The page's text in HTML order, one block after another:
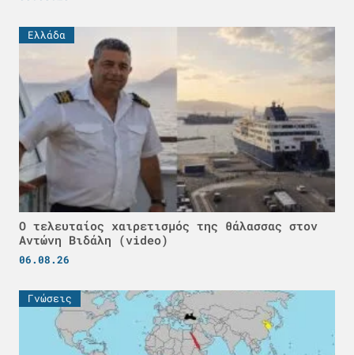
Ελλάδα
Ο τελευταίος χαιρετισμός της θάλασσας στον
Αντώνη Βιδάλη (video)
06.08.26
Γνώσεις